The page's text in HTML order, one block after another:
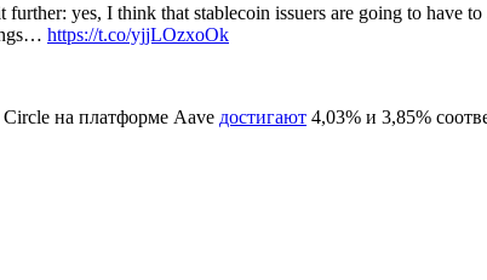
yes, I think that stablecoin issuers are going to have
https://t.co/yjjLOzxoOk
Circle на платформе Aave достигают 4,03% и 3,85%